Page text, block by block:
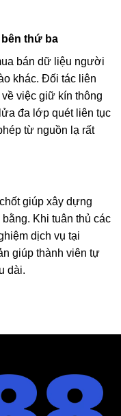
thứ ba
bán dữ liệu người
khác. Đối tác liên
việc giữ kín thông
đa lớp quét liên tục
từ nguồn lạ rất
giúp xây dựng
Khi tuân thủ các
dịch vụ tại
giúp thành viên tự
dài.